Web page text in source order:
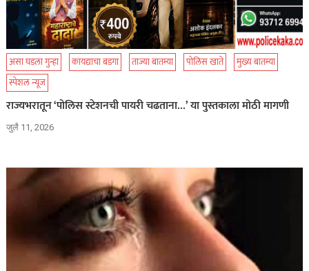
असा घडला गुन्हा कायद्याचा बडगा ताज्या बातम्या पोलिस खाते
मुख्य बातम्या
स्पेशल न्यूज
राज्यभरातून ‘पोलिस स्टेशनची पायरी चढताना…’ या पुस्तकाला मोठी मागणी
जुलै 11, 2026